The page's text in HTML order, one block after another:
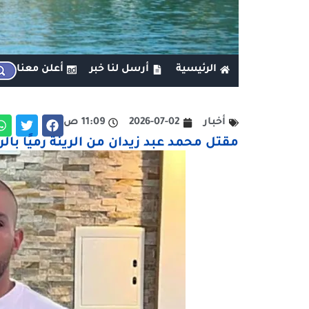
الرئيسية أرسل لنا خبر أعلن معنا
أخبار 2026-07-02 11:09 ص
مقتل محمد عبد زيدان من الرينة رميًا